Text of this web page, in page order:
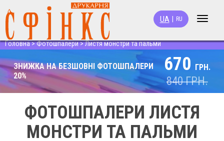
Toggle
UA RU
Головна>Фотошпалери>Листя монстри та пальми
ЗНИЖКА НА БЕЗШОВНІ ФОТОШПАЛЕРИ
20%
670 ГРН.
840ГРН.
ФОТОШПАЛЕРИ ЛИСТЯ
МОНСТРИ ТА ПАЛЬМИ